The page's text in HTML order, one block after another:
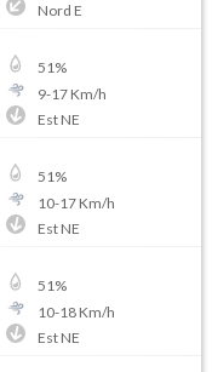
Nord E
51%
9-17Km/h
Est NE
51%
10-17Km/h
Est NE
51%
10-18Km/h
Est NE